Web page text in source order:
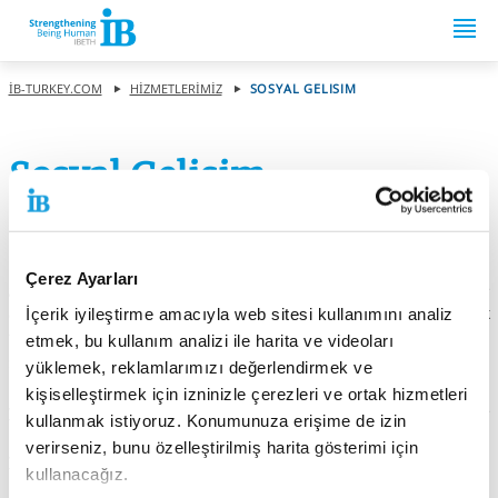
Çerez Ayarları
İçerik iyileştirme amacıyla web sitesi kullanımını analiz
etmek, bu kullanım analizi ile harita ve videoları
yüklemek, reklamlarımızı değerlendirmek ve
kişiselleştirmek için izninizle çerezleri ve ortak hizmetleri
kullanmak istiyoruz. Konumunuza erişime de izin
verirseniz, bunu özelleştirilmiş harita gösterimi için
kullanacağız.
Springe zum Inhalt
IB-TURKEY.COM HIZMETLERIMIZ SOSYAL GELISIM
Sosyal Gelisim
HERKES için...Birlikte ve Simdi!
gereklidir. IBETH cocuklara, genclere, yetiskinlere, yaslılara ve
ailelere yönelik hizmetler sunmaktadır. Günümüzün karmasık
toplumlarında, büyük ihtiyac durumlarında, düsük yasam
standartlarında, sosyal dıslanma ve diger zor yasam
kosullarında sosyal yönelimle ilgili sorunlara çözüm bulmaya
yardımcı olmak için genellikle bireysel yasam modellerine göre
uyarlanmış profesyonel sosyal hizmet gereklidir. IBETH, tüm
yasam kosullarında cocuklara, gençlere ve özel ihtiyacları olan
kisilere hizmet sunmakta ve topluma cesitli yollar sunmaktadır.